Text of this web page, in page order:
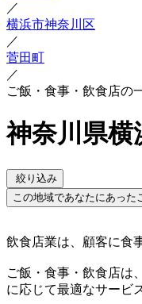
／
横浜市神奈川区
／
菅田町
／
ご飯・食事・飲食店の
神奈川県横
絞り込み
この地域であなたにあっ
飲食店業は、顧客に食
ご飯・食事・飲食店は
に応じて最適なサービ